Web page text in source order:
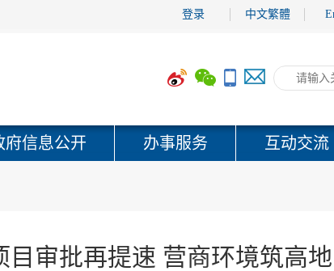
登录 中文繁體
府信息公开 办事服务 互动交流
目审批再提速 营商环境筑高地